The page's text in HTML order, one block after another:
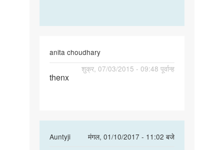
anita choudhary
शुक्र, 07/03/2015 - 09:48 पूर्वान्ह
thenx
thenx
Auntyji
मंगल, 01/10/2017 - 11:02 बजे
In